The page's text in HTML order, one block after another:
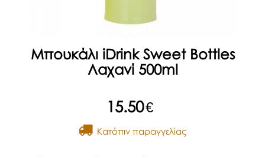
Μπουκάλι iDrink Sweet Bottles
Λαχανί 500ml
15.50€
Kατόπιν παραγγελίας